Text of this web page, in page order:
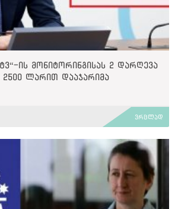
ის მონიტორინგისას 2 დარღევა
2500 ლარით დააჯარიმა
ვრცლად